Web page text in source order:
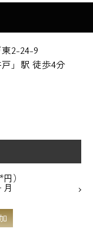
2-24-9
」駅 徒歩4分
）